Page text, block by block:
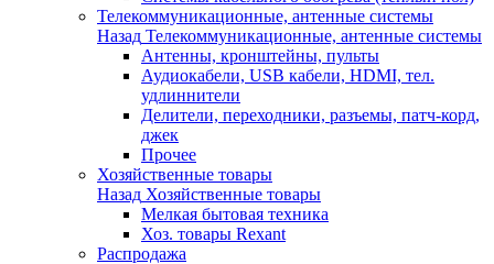
Телекоммуникационные, антенные системы
Назад Телекоммуникационные, антенные системы
Антенны, кронштейны, пульты
Аудиокабели, USB кабели, HDMI, тел.
удлиннители
Делители, переходники, разъемы, патч-корд,
джек
Прочее
Хозяйственные товары
Назад Хозяйственные товары
Мелкая бытовая техника
Хоз. товары Rexant
Распродажа